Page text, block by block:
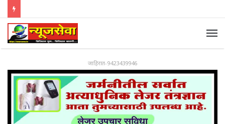
जाहिरात-9423439946